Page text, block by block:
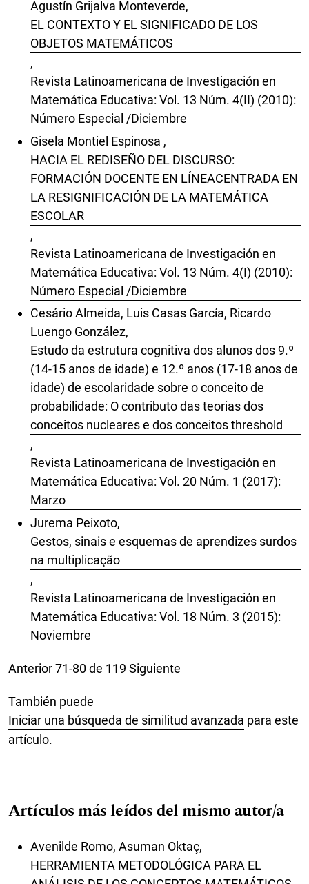
Agustín Grijalva Monteverde,
EL CONTEXTO Y EL SIGNIFICADO DE LOS
OBJETOS MATEMÁTICOS
,
Revista Latinoamericana de Investigación en
Matemática Educativa: Vol. 13 Núm. 4(II) (2010):
Número Especial /Diciembre
Gisela Montiel Espinosa ,
HACIA EL REDISEÑO DEL DISCURSO:
FORMACIÓN DOCENTE EN LÍNEACENTRADA EN
LA RESIGNIFICACIÓN DE LA MATEMÁTICA
ESCOLAR
,
Revista Latinoamericana de Investigación en
Matemática Educativa: Vol. 13 Núm. 4(I) (2010):
Número Especial /Diciembre
Cesário Almeida, Luis Casas García, Ricardo
Luengo González,
Estudo da estrutura cognitiva dos alunos dos 9.º
(14-15 anos de idade) e 12.º anos (17-18 anos de
idade) de escolaridade sobre o conceito de
probabilidade: O contributo das teorias dos
conceitos nucleares e dos conceitos threshold
,
Revista Latinoamericana de Investigación en
Matemática Educativa: Vol. 20 Núm. 1 (2017):
Marzo
Jurema Peixoto,
Gestos, sinais e esquemas de aprendizes surdos
na multiplicação
,
Revista Latinoamericana de Investigación en
Matemática Educativa: Vol. 18 Núm. 3 (2015):
Noviembre
Anterior71-80 de 119 Siguiente
También puede
Iniciar una búsqueda de similitud avanzada para este
artículo.
Artículos más leídos del mismo autor/a
Avenilde Romo, Asuman Oktaç,
HERRAMIENTA METODOLÓGICA PARA EL